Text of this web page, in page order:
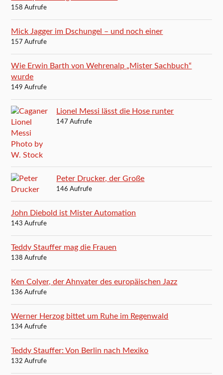
158 Aufrufe
Mick Jagger im Dschungel – und noch einer
157 Aufrufe
Wie Erwin Barth von Wehrenalp „Mister Sachbuch“
wurde
149 Aufrufe
Lionel Messi lässt die Hose runter
147 Aufrufe
Peter Drucker, der Große
146 Aufrufe
John Diebold ist Mister Automation
143 Aufrufe
Teddy Stauffer mag die Frauen
138 Aufrufe
Ken Colyer, der Ahnvater des europäischen Jazz
136 Aufrufe
Werner Herzog bittet um Ruhe im Regenwald
134 Aufrufe
Teddy Stauffer: Von Berlin nach Mexiko
132 Aufrufe